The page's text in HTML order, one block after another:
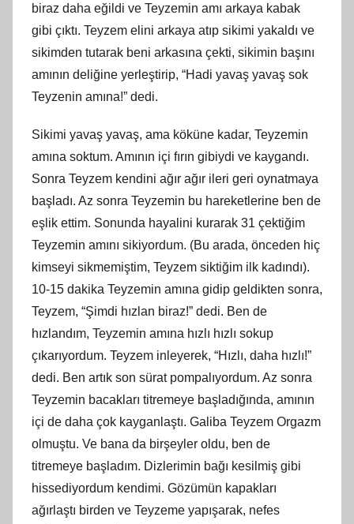
biraz daha eğildi ve Teyzemin amı arkaya kabak
gibi çıktı. Teyzem elini arkaya atıp sikimi yakaldı ve
sikimden tutarak beni arkasına çekti, sikimin başını
amının deliğine yerleştirip, “Hadi yavaş yavaş sok
Teyzenin amına!” dedi.
Sikimi yavaş yavaş, ama köküne kadar, Teyzemin
amına soktum. Amının içi fırın gibiydi ve kaygandı.
Sonra Teyzem kendini ağır ağır ileri geri oynatmaya
başladı. Az sonra Teyzemin bu hareketlerine ben de
eşlik ettim. Sonunda hayalini kurarak 31 çektiğim
Teyzemin amını sikiyordum. (Bu arada, önceden hiç
kimseyi sikmemiştim, Teyzem siktiğim ilk kadındı).
10-15 dakika Teyzemin amına gidip geldikten sonra,
Teyzem, “Şimdi hızlan biraz!” dedi. Ben de
hızlandım, Teyzemin amına hızlı hızlı sokup
çıkarıyordum. Teyzem inleyerek, “Hızlı, daha hızlı!”
dedi. Ben artık son sürat pompalıyordum. Az sonra
Teyzemin bacakları titremeye başladığında, amının
içi de daha çok kayganlaştı. Galiba Teyzem Orgazm
olmuştu. Ve bana da birşeyler oldu, ben de
titremeye başladım. Dizlerimin bağı kesilmiş gibi
hissediyordum kendimi. Gözümün kapakları
ağırlaştı birden ve Teyzeme yapışarak, nefes